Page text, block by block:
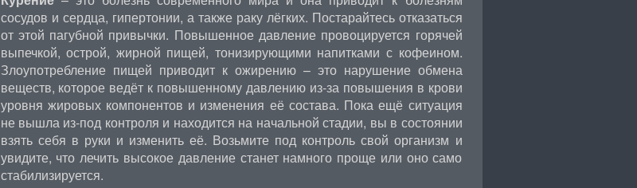
сосудов и сердца, гипертонии, а также раку лёгких. Постарайтесь отказаться
от этой пагубной привычки. Повышенное давление провоцируется горячей
выпечкой, острой, жирной пищей, тонизирующими напитками с кофеином.
Злоупотребление пищей приводит к ожирению – это нарушение обмена
веществ, которое ведёт к повышенному давлению из-за повышения в крови
уровня жировых компонентов и изменения её состава. Пока ещё ситуация
не вышла из-под контроля и находится на начальной стадии, вы в состоянии
взять себя в руки и изменить её. Возьмите под контроль свой организм и
увидите, что лечить высокое давление станет намного проще или оно само
стабилизируется.